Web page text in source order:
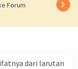
Forum
dari larutan